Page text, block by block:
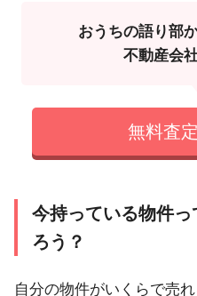
おうちの語り部
不動産会
無料査
今持っている物件
ろう？
自分の物件がいくらで売